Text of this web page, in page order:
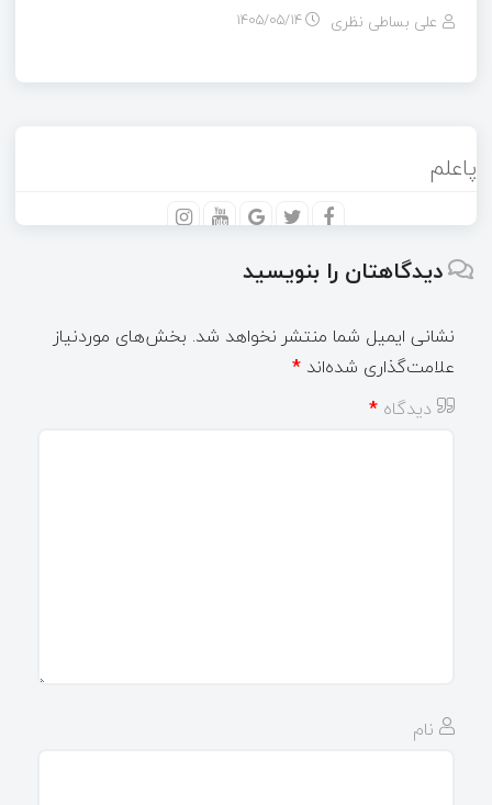
علی بساطی نظری ۱۴۰۵/۰۵/۱۴
پاعلم
دیدگاهتان را بنویسید
نشانی ایمیل شما منتشر نخواهد شد. بخش‌های موردنیاز
علامت‌گذاری شده‌اند *
دیدگاه *
نام